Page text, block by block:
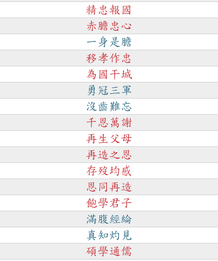
精忠報國
赤膽忠心
一身是膽
移孝作忠
為國干城
勇冠三軍
沒齒難忘
千恩萬謝
再生父母
再造之恩
存歿均感
恩同再造
飽學君子
滿腹經綸
真知灼見
碩學通儒